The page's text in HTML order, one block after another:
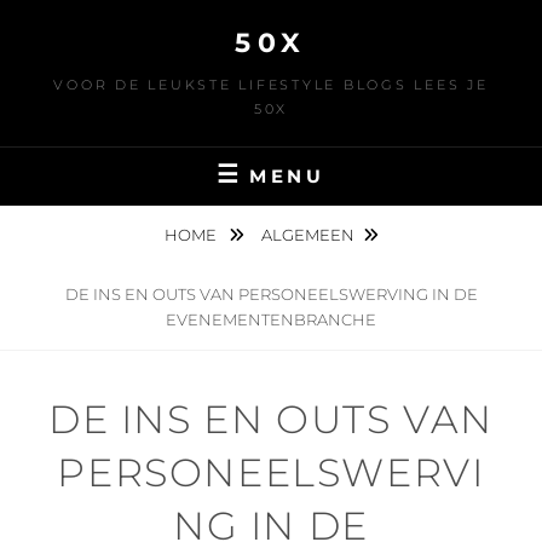
content
50X
VOOR DE LEUKSTE LIFESTYLE BLOGS LEES JE
50X
MENU
HOME ALGEMEEN
DE INS EN OUTS VAN PERSONEELSWERVING IN DE
EVENEMENTENBRANCHE
DE INS EN OUTS VAN
PERSONEELSWERVI
NG IN DE